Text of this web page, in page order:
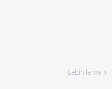
Lebih lama